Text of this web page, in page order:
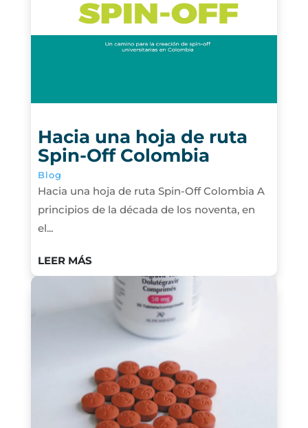
Hacia una hoja de ruta
Spin-Off Colombia
Blog
Hacia una hoja de ruta Spin-Off Colombia A
principios de la década de los noventa, en
el...
LEER MÁS